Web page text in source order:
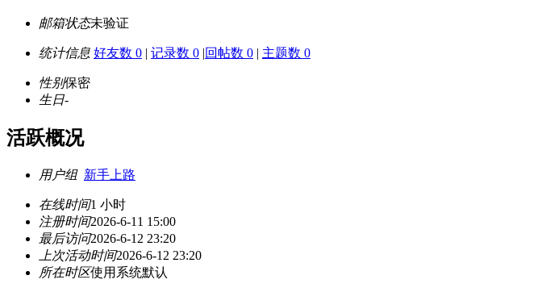
邮箱状态未验证
统计信息 好友数 0 | 记录数 0 |回帖数 0 | 主题数 0
性别保密
生日-
活跃概况
用户组 新手上路
在线时间1 小时
注册时间2026-6-11 15:00
最后访问2026-6-12 23:20
上次活动时间2026-6-12 23:20
所在时区使用系统默认